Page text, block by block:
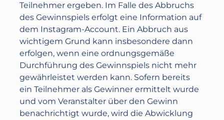
Teilnehmer ergeben. Im Falle des Abbruchs
des Gewinnspiels erfolgt eine Information auf
dem Instagram-Account. Ein Abbruch aus
wichtigem Grund kann insbesondere dann
erfolgen, wenn eine ordnungsgemäße
Durchführung des Gewinnspiels nicht mehr
gewährleistet werden kann. Sofern bereits
ein Teilnehmer als Gewinner ermittelt wurde
und vom Veranstalter über den Gewinn
benachrichtigt wurde, wird die Abwicklung